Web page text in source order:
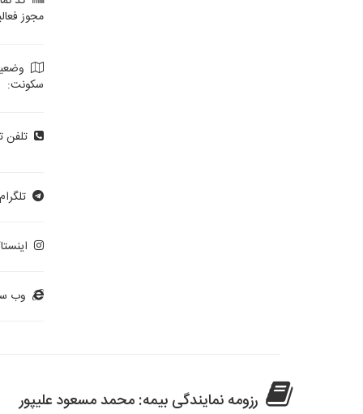
مجوز
سکونت:
وب
رزومه نمایندگی بیمه: محمد مسعود علیپور